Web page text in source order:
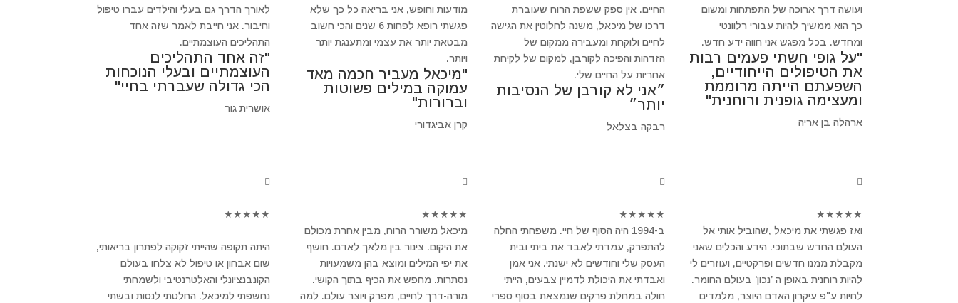
לאורך הדרך גם בעלי והילדים עברו טיפול
וחיבור. אני חייבת לאמר שזה אחד
התהליכים העוצמתיים.
"זה אחד התהליכים
העוצמתיים ובעלי הנוכחות
הכי גדולה שעברתי בחיי"
אושרית גור
מודעות וחופש, אני בריאה כל כך שלא
פגשתי רופא לפחות 6 שנים והכי חשוב
מבטאת יותר את עצמי ומתענגת יותר
ויותר.
"מיכאל מעביר חכמה מאד
עמוקה במילים פשוטות
וברורות"
קרן אביגדורי
החיים. אין ספק ששפת הרוח שעוברת
דרכו של מיכאל, משנה לחלוטין את הגישה
לחיים ולוקחת ומעבירה ממקום של
הזדהות והפיכה לקורבן, למקום של לקיחת
אחריות על החיים שלי.
״אני לא קורבן של הנסיבות
יותר״
רבקה בצלאל
ועושה דרך ארוכה של התפתחות ומשום
כך הוא ממשיך להיות עבורי רלוונטי
ומחדש. בכל מפגש אני חווה ידע חדש.
"על גופי חשתי פעמים רבות
את הטיפולים הייחודיים,
השפעתם הייתה מרוממת
ומעצימה גופנית ורוחנית"
ארהלה בן אריה
★
★
★
★
★
היתה תקופה שהייתי זקוקה לפתרון בריאותי,
שום אבחון או טיפול לא צלחו בעולם
הקונבנציונלי והאלטרנטיבי ולשמחתי
נחשפתי למיכאל. החלטתי לנסות ובשתי
★
★
★
★
★
מיכאל משורר הרוח, מבין אחרת מכולם
את היקום. צינור בין מלאך לאדם. חושף
את יפי המילים ומוצא בהן משמעויות
נסתרות. מחפש את הכיף בתוך הקושי.
מורה-דרך לחיים, מפרק ויוצר עולם. למה
★
★
★
★
★
ב-1994 היה הסוף של חיי. משפחתי החלה
להתפרק, עמדתי לאבד את ביתי ובית
העסק שלי וחודשים לא ישנתי. אני אמן
ואבדתי את היכולת לדמיין צבעים, הייתי
חולה במחלת פרקים שנמצאת בסוף ספרי
★
★
★
★
★
ואז פגשתי את מיכאל ,שהוביל אותי אל
העולם החדש שבתוכי. הידע והכלים שאני
מקבלת ממנו חדשים ופרקטיים, ועוזרים לי
להיות רוחנית באופן ה ’נכון' בעולם החומר.
לחיות ע"פ עיקרון האדם היוצר, מלמדים